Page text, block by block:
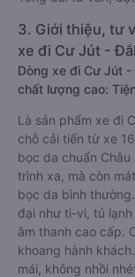
3. Giới thiệu, tư
xe đi Cư Jút -
Dòng xe đi Cư Jút
chất lượng cao:
Là sản phẩm xe đi
chỗ cải tiến từ xe
bọc da chuẩn
trình xa, mà còn
bọc da bình
đại như ti-vi, tủ
âm thanh cao cấp.
khoang hành
mái, không nhồi